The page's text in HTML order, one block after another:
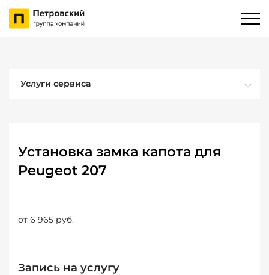
Услуги сервиса
Установка замка капота для
Peugeot 207
от 6 965 руб.
Запись на услугу